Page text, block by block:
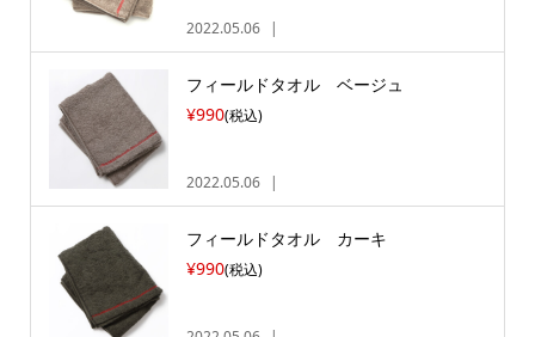
2022.05.06
フィールドタオル ベージュ
¥990(税込)
2022.05.06
フィールドタオル カーキ
¥990(税込)